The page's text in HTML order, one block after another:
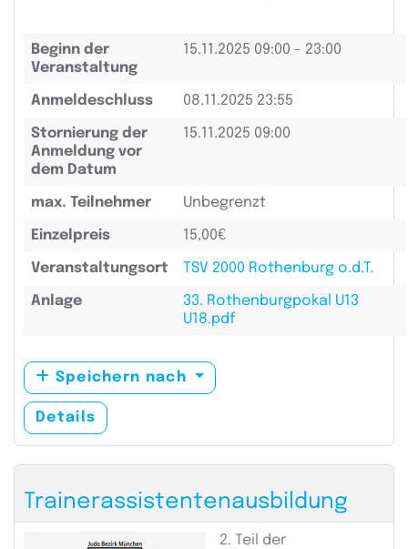
Beginn der
Veranstaltung
15.11.2025 09:00 - 23:00
Anmeldeschluss 08.11.2025 23:55
Stornierung der
Anmeldung vor
dem Datum
15.11.2025 09:00
max. Teilnehmer Unbegrenzt
Einzelpreis 15,00€
Veranstaltungsort TSV 2000 Rothenburg o.d.T.
Anlage
33. Rothenburgpokal U13
U18.pdf
Speichern nach
Details
Trainerassistentenausbildung
2. Teil der